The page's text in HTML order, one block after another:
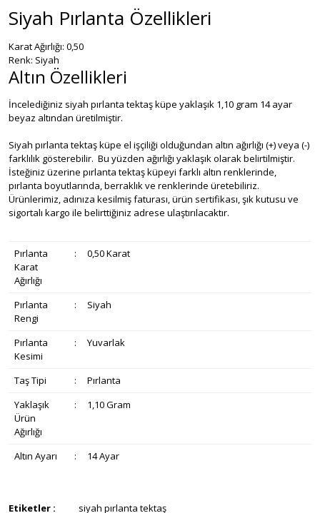
Siyah Pırlanta Özellikleri
Karat Ağırlığı: 0,50
Renk: Siyah
Altın Özellikleri
İncelediğiniz siyah pırlanta tektaş küpe yaklaşık 1,10 gram 14 ayar
beyaz altından üretilmiştir.
Siyah pırlanta tektaş küpe el işçiliği olduğundan altın ağırlığı (+) veya (-)
farklılık gösterebilir. Bu yüzden ağırlığı yaklaşık olarak belirtilmiştir.
İsteğiniz üzerine pırlanta tektaş küpeyi farklı altın renklerinde,
pırlanta boyutlarında, berraklık ve renklerinde üretebiliriz.
Ürünlerimiz, adınıza kesilmiş faturası, ürün sertifikası, şık kutusu ve
sigortalı kargo ile belirttiğiniz adrese ulaştırılacaktır.
Pırlanta
Karat
Ağırlığı
: 0,50 Karat
Pırlanta
Rengi
: Siyah
Pırlanta
Kesimi
: Yuvarlak
Taş Tipi :
Pırlanta
Yaklaşık
Ürün
Ağırlığı
: 1,10 Gram
Altın Ayarı : 14 Ayar
Bu ürünün fiyat bilgisi, resim, ürün açıklamalarında ve diğer
Etiketler : siyah pırlanta tektaş